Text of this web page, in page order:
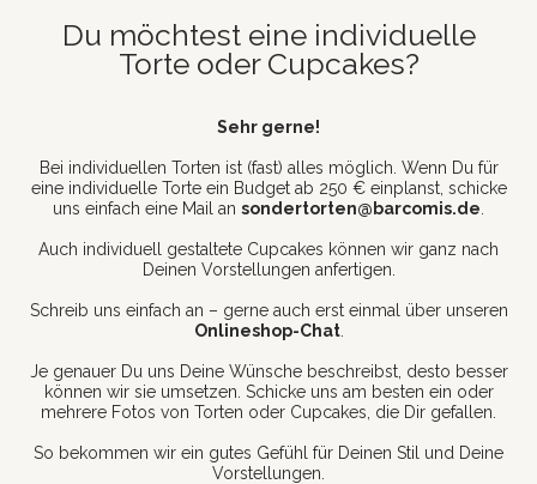
Du möchtest eine individuelle
Torte oder Cupcakes?
Sehr gerne!
Bei individuellen Torten ist (fast) alles möglich. Wenn Du für
eine individuelle Torte ein Budget ab 250 € einplanst, schicke
uns einfach eine Mail an sondertorten@barcomis.de
Auch individuell gestaltete Cupcakes können wir ganz nach
Deinen Vorstellungen anfertigen.
Schreib uns einfach an – gerne auch erst einmal über unseren
Onlineshop-Chat.
Je genauer Du uns Deine Wünsche beschreibst, desto besser
können wir sie umsetzen. Schicke uns am besten ein oder
mehrere Fotos von Torten oder Cupcakes, die Dir gefallen.
So bekommen wir ein gutes Gefühl für Deinen Stil und Deine
Vorstellungen.